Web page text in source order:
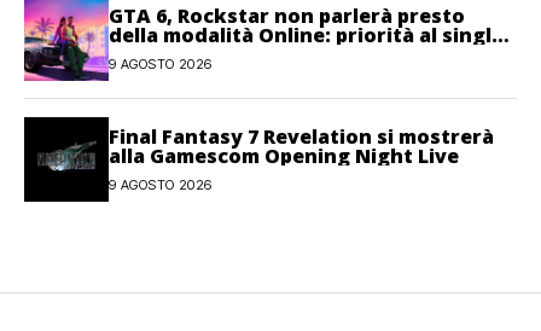
GTA 6, Rockstar non parlerà presto
della modalità Online: priorità al single-
player
9 AGOSTO 2026
Final Fantasy 7 Revelation si mostrerà
alla Gamescom Opening Night Live
9 AGOSTO 2026